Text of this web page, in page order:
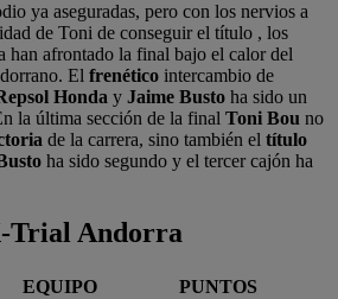
ya aseguradas, pero con los nervios a
de Toni de conseguir el título , los
han afrontado la final bajo el calor del
El frenético intercambio de
Honda y Jaime Busto ha sido un
la última sección de la final Toni Bou no
de la carrera, sino también el título
ha sido segundo y el tercer cajón ha
Trial Andorra
EQUIPO
PUNTOS